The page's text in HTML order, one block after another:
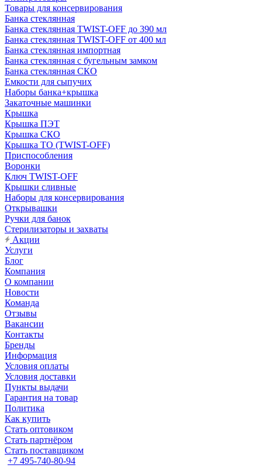
Товары для консервирования
Банка стеклянная
Банка стеклянная TWIST-OFF до 390 мл
Банка стеклянная TWIST-OFF от 400 мл
Банка стеклянная импортная
Банка стеклянная с бугельным замком
Банка стеклянная СКО
Емкости для сыпучих
Наборы банка+крышка
Закаточные машинки
Крышка
Крышка ПЭТ
Крышка СКО
Крышка ТО (TWIST-OFF)
Приспособления
Воронки
Ключ TWIST-OFF
Крышки сливные
Наборы для консервирования
Открывашки
Ручки для банок
Стерилизаторы и захваты
Акции
Услуги
Блог
Компания
О компании
Новости
Команда
Отзывы
Вакансии
Контакты
Бренды
Информация
Условия оплаты
Условия доставки
Пункты выдачи
Гарантия на товар
Политика
Как купить
Стать оптовиком
Стать партнёром
Стать поставщиком
+7 495-740-80-94